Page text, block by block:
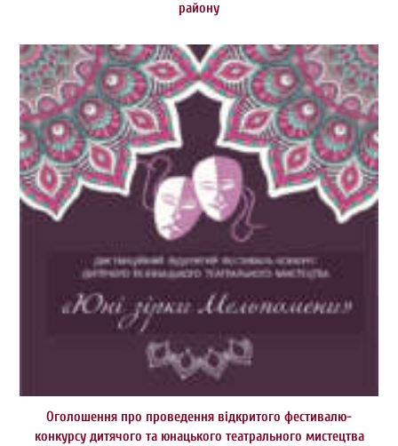
району
Оголошення про проведення відкритого фестивалю-
конкурсу дитячого та юнацького театрального мистецтва